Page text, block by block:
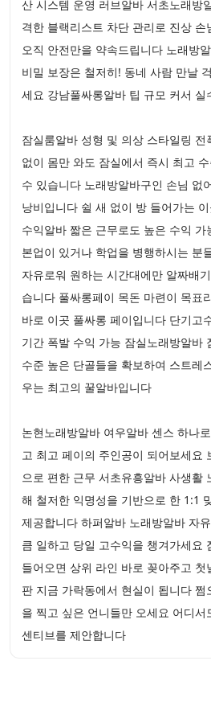
산 시스템 운영 러브알바 서초노래방
격한 블랙리스트 차단 관리로 진상 손
오직 안전만을 약속드립니다 노래방
비밀 보장은 철저히! 동네 사람 만날
세요 강남풀싸롱알바 팁 규모 커서 실
잠실룸알바 성형 및 의상 스타일링
없이 몸만 와도 잠실에서 즉시 최고
수 있습니다 노래방알바구인 손님 없
낭비입니다 쉴 새 없이 방 들어가는
수익알바 짧은 근무로도 높은 수익
본업이 있거나 학업을 병행하시는 분
자유로워 원하는 시간대에만 알짜배
습니다 풀싸롱페이 목돈 마련이 목표
바로 이곳 풀싸롱 페이입니다 단기고
기간 폭발 수익 가능 잠실노래방알바
수준 높은 단골들을 확보하여 스트레
우는 최고의 꿀알바입니다
논현노래방알바 여우알바 센스 하나
고 최고 페이의 주인공이 되어보세요
으로 편한 근무 서초유흥알바 사생활
해 철저한 익명성을 기반으로 한 1:1
제공합니다 하퍼알바 노래방알바 자
큼 일하고 당일 고수익을 챙겨가세요
들어오면 상위 라인 바로 꽂아주고
판 지금 가락동에서 현실이 됩니다 쩜
을 찍고 싶은 언니들만 오세요 어디서
센티브를 제안합니다